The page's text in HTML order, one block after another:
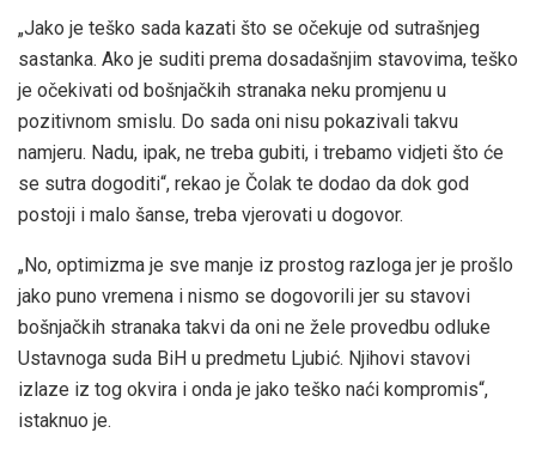
„Jako je teško sada kazati što se očekuje od sutrašnjeg
sastanka. Ako je suditi prema dosadašnjim stavovima, teško
je očekivati od bošnjačkih stranaka neku promjenu u
pozitivnom smislu. Do sada oni nisu pokazivali takvu
namjeru. Nadu, ipak, ne treba gubiti, i trebamo vidjeti što će
se sutra dogoditi“, rekao je Čolak te dodao da dok god
postoji i malo šanse, treba vjerovati u dogovor.
„No, optimizma je sve manje iz prostog razloga jer je prošlo
jako puno vremena i nismo se dogovorili jer su stavovi
bošnjačkih stranaka takvi da oni ne žele provedbu odluke
Ustavnoga suda BiH u predmetu Ljubić. Njihovi stavovi
izlaze iz tog okvira i onda je jako teško naći kompromis“,
istaknuo je.